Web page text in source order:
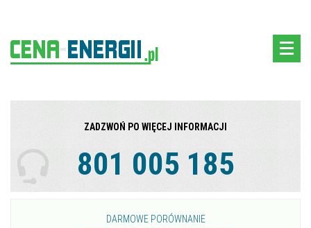
ZADZWOŃ PO WIĘCEJ INFORMACJI
801 005 185
DARMOWE PORÓWNANIE